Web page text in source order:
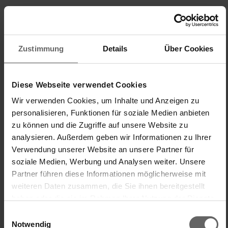
Zustimmung Details Über Cookies
Diese Webseite verwendet Cookies
Wir verwenden Cookies, um Inhalte und Anzeigen zu
personalisieren, Funktionen für soziale Medien anbieten
zu können und die Zugriffe auf unsere Website zu
analysieren. Außerdem geben wir Informationen zu Ihrer
Verwendung unserer Website an unsere Partner für
soziale Medien, Werbung und Analysen weiter. Unsere
Partner führen diese Informationen möglicherweise mit
weiteren Daten zusammen, die Sie ihnen bereitgestellt
Cookies, wenn Sie unsere Webseite weiterhin nutzen.
Notwendig
4.67
Basierend auf 3 Bewertungen
Handhabung/Bedienung
5
Preis-/Leistungsverhältnis
1
5
Sortieren Sprache
Fragen
New content loaded